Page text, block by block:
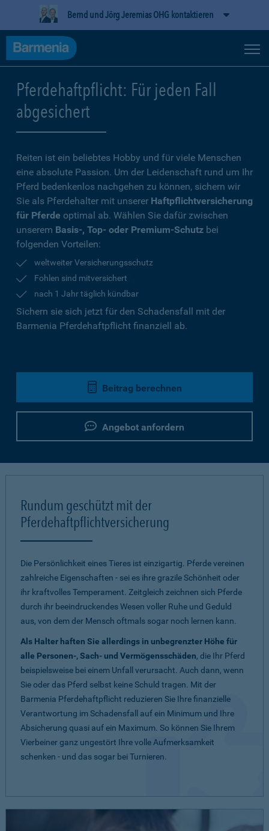
Bernd und Jörg Jeremias OHG kontaktieren
Pferdehaftpflicht: Für jeden Fall
abgesichert
Reiten ist ein beliebtes Hobby und für viele Menschen
eine absolute Passion. Um der Leidenschaft rund um Ihr
Pferd bedenkenlos nachgehen zu können, sichern wir
Sie als Pferdehalter mit unserer Haftpflichtversicherung
für Pferde optimal ab. Wählen Sie dafür zwischen
unserem Basis-, Top- oder Premium-Schutz bei
folgenden Vorteilen:
weltweiter Versicherungsschutz
Fohlen sind mitversichert
nach 1 Jahr täglich kündbar
Sichern sie sich jetzt für den Schadensfall mit der
Barmenia Pferdehaftpflicht finanziell ab.
Beitrag berechnen
Angebot anfordern
Rundum geschützt mit der
Pferdehaftpflichtversicherung
Die Persönlichkeit eines Tieres ist einzigartig. Pferde vereinen
zahlreiche Eigenschaften - sei es ihre grazile Schönheit oder
ihr kraftvolles Temperament. Zeitgleich zeichnen sich Pferde
durch ihr beeindruckendes Wesen voller Ruhe und Geduld
aus, von dem der Mensch oftmals sogar noch lernen kann.
Als Halter haften Sie allerdings in unbegrenzter Höhe für
alle Personen-, Sach- und Vermögensschäden, die Ihr Pferd
beispielsweise bei einem Unfall verursacht. Auch dann, wenn
Sie oder das Pferd selbst keine Schuld tragen. Mit der
Barmenia Pferdehaftpflicht reduzieren Sie Ihre finanzielle
Verantwortung im Schadensfall auf ein Minimum und Ihre
Absicherung quasi auf ein Maximum. So können Sie Ihrem
Vierbeiner ganz ungestört Ihre volle Aufmerksamkeit
schenken - und das sogar bei Turnieren.